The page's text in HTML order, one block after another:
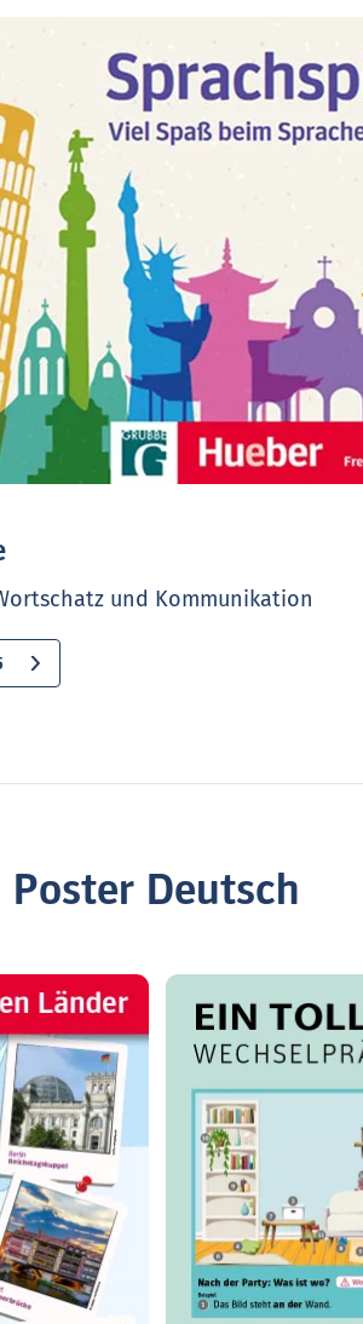
und Kommunikation
Poster Deutsch